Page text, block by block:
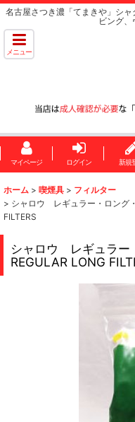
名古屋さつき濃「てまきや」シ
ビング
メニュー
マイページ ログイン 新規
ホーム > 喫煙具 > フィルター
> シャロウ レギュラー・ロング
FILTERS
シャロウ レギュラー
REGULAR LONG